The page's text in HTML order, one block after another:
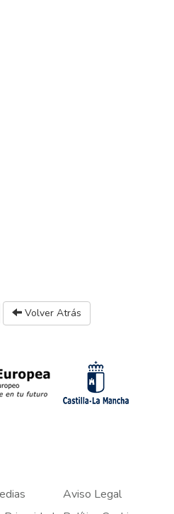
Volver Atrás
Aviso Legal